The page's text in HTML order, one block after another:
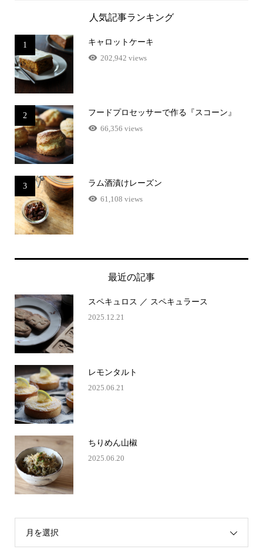
人気記事ランキング
1
キャロットケーキ
202,942 views
2
フードプロセッサーで作る『スコーン』
66,356 views
3
ラム酒漬けレーズン
61,108 views
最近の記事
スペキュロス ／ スペキュラース
2025.12.21
レモンタルト
2025.06.21
ちりめん山椒
2025.06.20
月を選択